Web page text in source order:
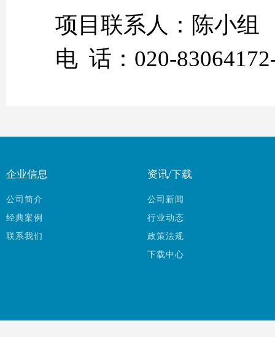
项目联系人：陈小组
电 话：020-
企业信息
公司简介
经典案例
联系我们
资讯/下载
公司新闻
行业动态
政策法规
下载中心